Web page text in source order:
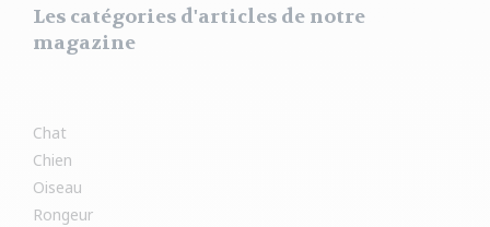
Les catégories d'articles de notre
magazine
Chat
Chien
Oiseau
Rongeur